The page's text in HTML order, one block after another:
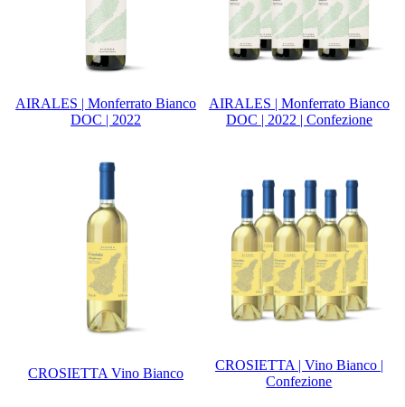
AIRALES | Monferrato Bianco
DOC | 2022
AIRALES | Monferrato Bianco
DOC | 2022 | Confezione
CROSIETTA Vino Bianco
CROSIETTA | Vino Bianco |
Confezione